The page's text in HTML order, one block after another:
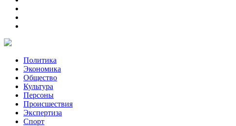
Политика
Экономика
Общество
Культура
Персоны
Происшествия
Экспертиза
Спорт